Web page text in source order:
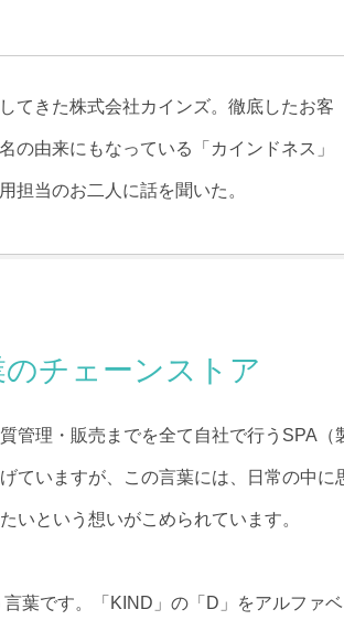
てきた株式会社カインズ。徹底したお客
の由来にもなっている「カインドネス」
担当のお二人に話を聞いた。
チェーンストア
管理・販売までを全て自社で行うSPA（
ていますが、この言葉には、日常の中に
いという想いがこめられています。
葉です。「KIND」の「D」をアルファ